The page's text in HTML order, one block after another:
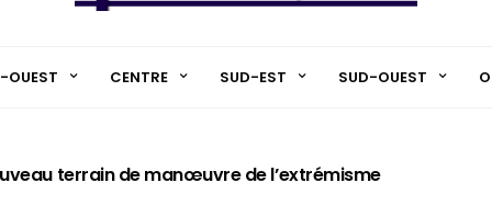
OUEST CENTRE SUD-EST SUD-OUEST
terrain de manœuvre de l’extrémisme